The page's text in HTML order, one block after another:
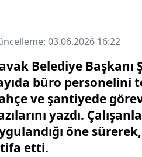
03.06.2026 16:22
Belediye Başkanı
büro personelini
ve şantiyede
yazdı.
öne
etti.